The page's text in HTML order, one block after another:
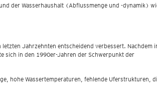
der Wasserhaushalt (Abflussmenge und -dynamik)
Jahrzehnten entscheidend verbessert. Nachdem
sich in den 1990er-Jahren der Schwerpunkt der
hohe Wassertemperaturen, fehlende Uferstrukturen,